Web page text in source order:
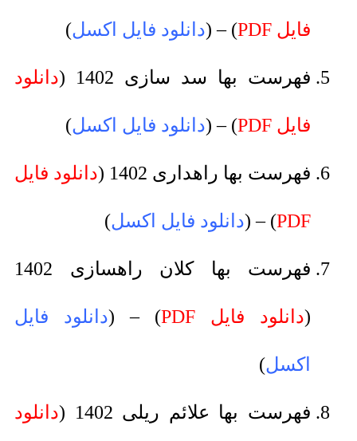
فایل PDF ) – (دانلود فایل اکسل)
فهرست بها سد سازی 1402 ( دانلود
فایل PDF ) – (دانلود فایل اکسل)
فهرست بها راهداری 1402 ( دانلود فایل
PDF
) – (دانلود فایل اکسل)
فهرست بها کلان راهسازی 1402
(دانلود فایل PDF ) – (دانلود فایل
اکسل)
فهرست بها علائم ریلی 1402 ( دانلود